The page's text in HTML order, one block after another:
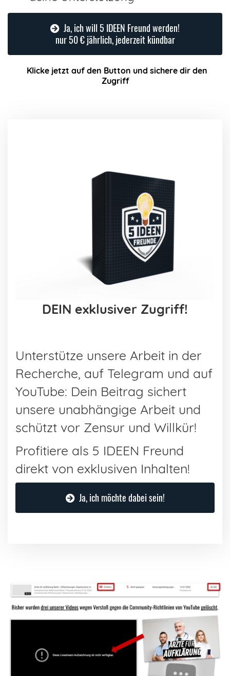
Ja, ich will 5 IDEEN Freund werden!
nur 50 € jährlich, jederzeit kündbar
Klicke jetzt auf den Button und sichere dir den
Zugriff
DEIN exklusiver Zugriff!
Unterstütze unsere Arbeit in der
Recherche, auf Telegram und auf
YouTube: Dein Beitrag sichert
unsere unabhängige Arbeit und
schützt vor Zensur und Willkür!
Profitiere als 5 IDEEN Freund
direkt von exklusiven Inhalten!
Ja, ich möchte dabei sein!